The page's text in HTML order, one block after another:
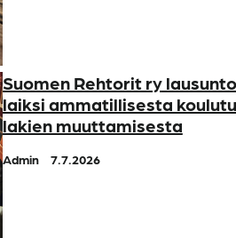
Suomen Rehtorit ry
laiksi ammatillisesta
lakien muuttamisesta
Admin 7.7.2026